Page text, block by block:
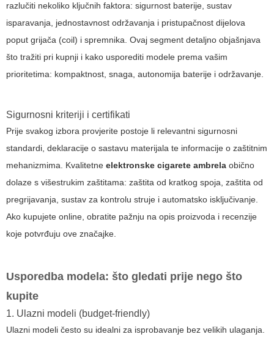
razlučiti nekoliko ključnih faktora: sigurnost baterije, sustav
isparavanja, jednostavnost održavanja i pristupačnost dijelova
poput grijača (coil) i spremnika. Ovaj segment detaljno objašnjava
što tražiti pri kupnji i kako usporediti modele prema vašim
prioritetima: kompaktnost, snaga, autonomija baterije i održavanje.
Sigurnosni kriteriji i certifikati
Prije svakog izbora provjerite postoje li relevantni sigurnosni
standardi, deklaracije o sastavu materijala te informacije o zaštitnim
mehanizmima. Kvalitetne elektronske cigarete ambrela obično
dolaze s višestrukim zaštitama: zaštita od kratkog spoja, zaštita od
pregrijavanja, sustav za kontrolu struje i automatsko isključivanje.
Ako kupujete online, obratite pažnju na opis proizvoda i recenzije
koje potvrđuju ove značajke.
Usporedba modela: što gledati prije nego što
kupite
1. Ulazni modeli (budget-friendly)
Ulazni modeli često su idealni za isprobavanje bez velikih ulaganja.